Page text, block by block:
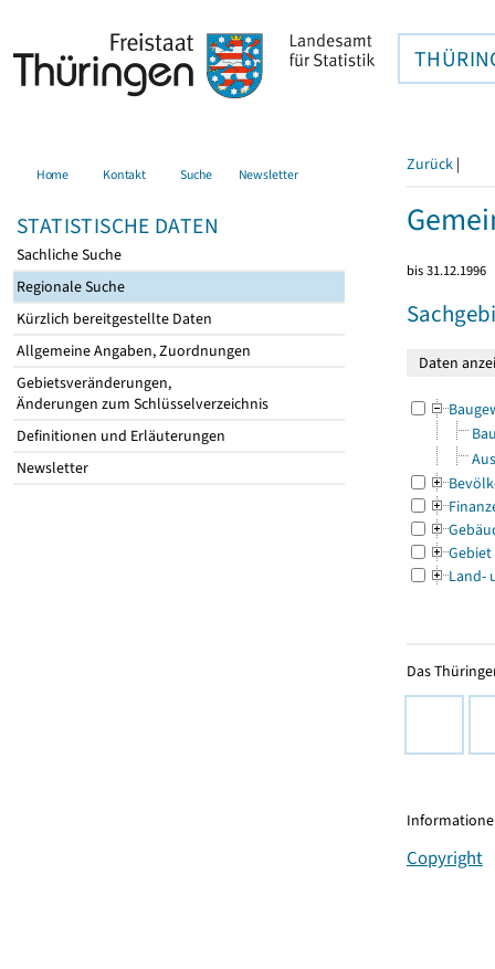
Home Kontakt Suche Newsletter
STATISTISCHE DATEN
Sachliche Suche
Regionale Suche
Kürzlich bereitgestellte Daten
Allgemeine Angaben, Zuordnungen
Gebietsveränderungen,
Änderungen zum Schlüsselverzeichnis
Definitionen und Erläuterungen
Newsletter
Zurück |
bis 31.12.1996
Gebiet
Land-
Das
Copyright